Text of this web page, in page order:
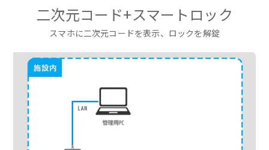
二次元コード+スマートロック
スマホに二次元コードを表示、ロックを解錠